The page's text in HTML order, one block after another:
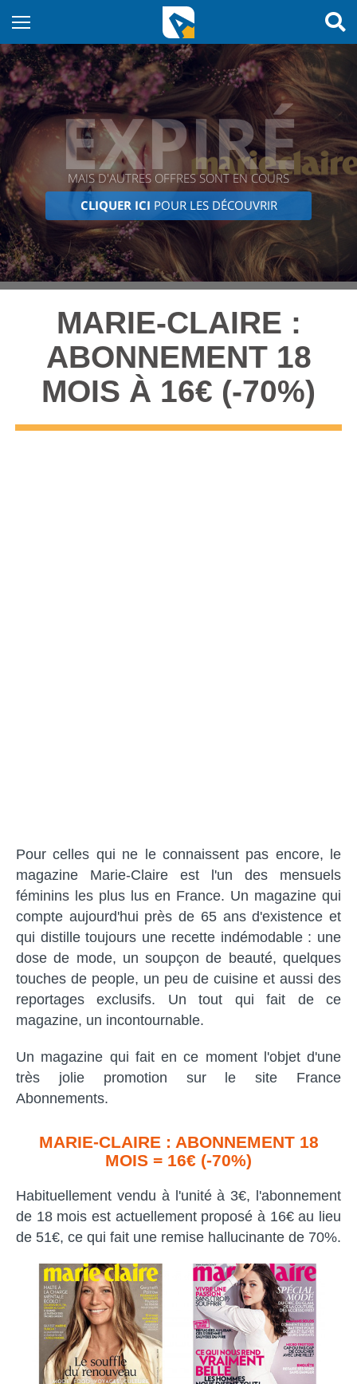
EXPIRÉ
MAIS D'AUTRES OFFRES SONT EN COURS
CLIQUER ICI POUR LES DÉCOUVRIR
MARIE-CLAIRE :
ABONNEMENT 18
MOIS À 16€ (-70%)
Pour celles qui ne le connaissent pas encore, le
magazine Marie-Claire est l'un des mensuels
féminins les plus lus en France. Un magazine qui
compte aujourd'hui près de 65 ans d'existence et
qui distille toujours une recette indémodable : une
dose de mode, un soupçon de beauté, quelques
touches de people, un peu de cuisine et aussi des
reportages exclusifs. Un tout qui fait de ce
magazine, un incontournable.
Un magazine qui fait en ce moment l'objet d'une
très jolie promotion sur le site France
Abonnements.
MARIE-CLAIRE : ABONNEMENT 18
MOIS = 16€ (-70%)
Habituellement vendu à l'unité à 3€, l'abonnement
de 18 mois est actuellement proposé à 16€ au lieu
de 51€, ce qui fait une remise hallucinante de 70%.